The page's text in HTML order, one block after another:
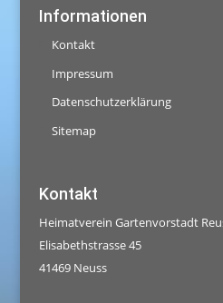
Informationen
Kontakt
Impressum
Datenschutzerklärung
Sitemap
Kontakt
Heimatverein Gartenvorstadt
Elisabethstrasse 45
41469 Neuss